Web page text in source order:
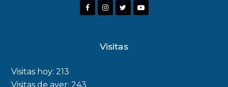
F
I
Y
Visitas
Visitas hoy:213
Visitas de ayer:243